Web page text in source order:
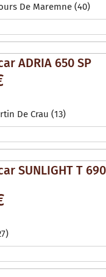
De Maremne (40)
ADRIA 650 SP
De Crau (13)
SUNLIGHT T